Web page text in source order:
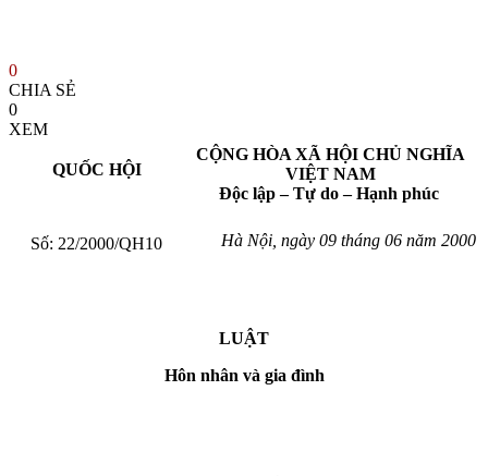
0
CHIA SẺ
0
XEM
QUỐC HỘI
Số: 22/2000/QH10
CỘNG HÒA XÃ HỘI CHỦ NGHĨA
VIỆT NAM
Độc lập – Tự do – Hạnh phúc
Hà Nội, ngày 09 tháng 06 năm 2000
LUẬT
Hôn nhân và gia đình